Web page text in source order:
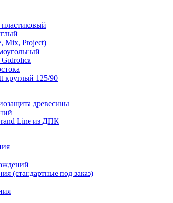
Mix, Project)
круглый 125/90
древесины
Line из ДПК
(стандартные под заказ)